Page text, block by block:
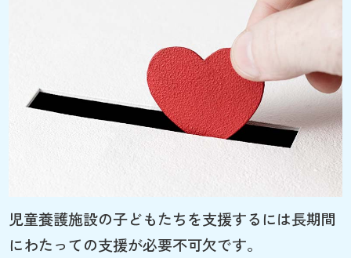
児童養護施設の子どもたちを支援するには長期間
にわたっての支援が必要不可欠です。